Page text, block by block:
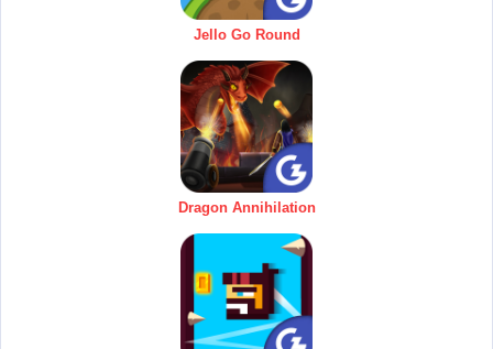
Jello Go Round
Dragon Annihilation